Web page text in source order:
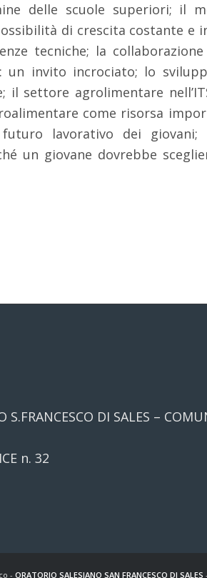
delle scuole superiori; il
di crescita costante e
tecniche; la
un invito incrociato; lo
il settore agrolimentare
come risorsa
lavorativo dei giovani;
un giovane dovrebbe
S.FRANCESCO DI SALES –
n. 32
- ORATORIO SALESIANO SAN FRANCESCO DI SALES